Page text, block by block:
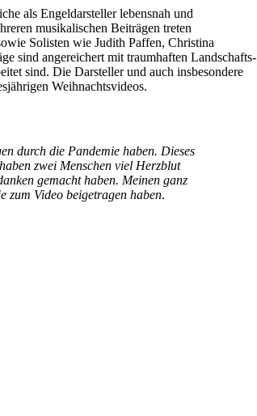
als Engeldarsteller lebensnah und
musikalischen Beiträgen treten
Solisten wie Judith Paffen, Christina
sind angereichert mit traumhaften Landschafts-
sind. Die Darsteller und auch insbesondere
Weihnachtsvideos.
durch die Pandemie haben. Dieses
zwei Menschen viel Herzblut
gemacht haben. Meinen ganz
zum Video beigetragen haben.